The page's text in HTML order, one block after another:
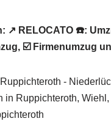
↗️ RELOCATO ☎️:
☑️ Firmenumzug